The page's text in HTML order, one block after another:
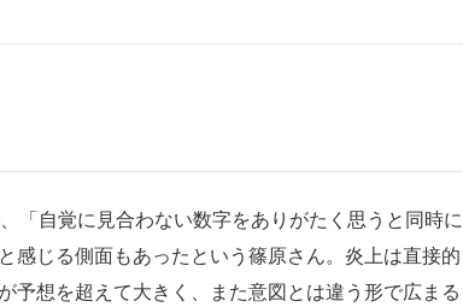
「自覚に見合わない数字をありがたく思うと同時に
感じる側面もあったという篠原さん。炎上は直接的
予想を超えて大きく、また意図とは違う形で広まる